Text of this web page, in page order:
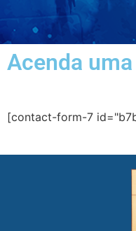
Acenda
[contact-form-7